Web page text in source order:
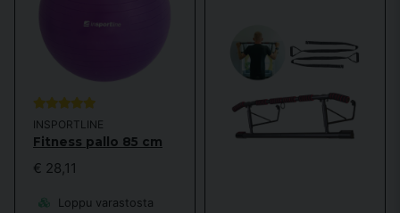
INSPORTLINE
Fitness pallo 85 cm
€ 28,11
Loppu varastosta